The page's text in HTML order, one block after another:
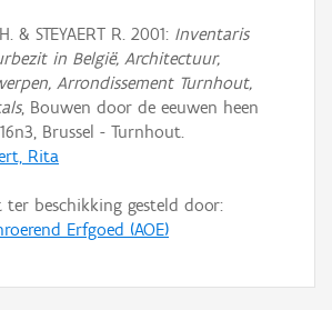
& STEYAERT R. 2001: Inventaris
in België, Architectuur,
Arrondissement Turnhout,
, Bouwen door de eeuwen heen
Brussel - Turnhout.
Rita
ter beschikking gesteld door:
Erfgoed (AOE)